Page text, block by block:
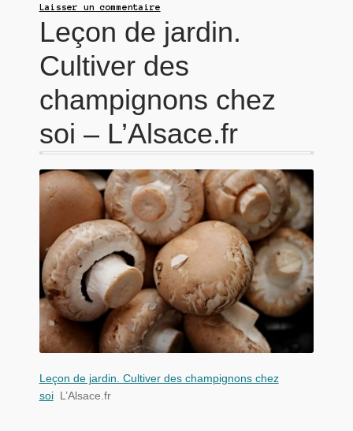
Laisser un commentaire
Leçon de jardin.
Cultiver des
champignons chez
soi – L’Alsace.fr
Leçon de jardin. Cultiver des champignons chez
soi
L’Alsace.fr